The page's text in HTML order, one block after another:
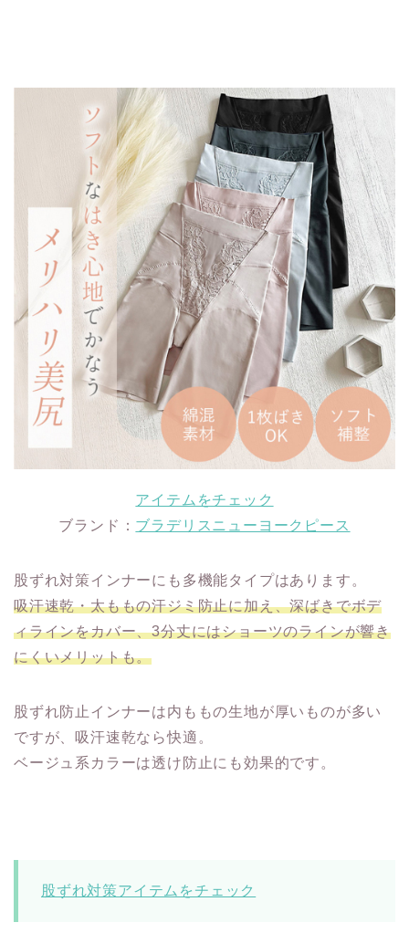
アイテムをチェック
ブランド： ブラデリスニューヨークピース
股ずれ対策インナーにも多機能タイプはあります。
吸汗速乾・太ももの汗ジミ防止に加え、深ばきでボデ
ィラインをカバー、3分丈にはショーツのラインが響き
にくいメリットも。
股ずれ防止インナーは内ももの生地が厚いものが多い
ですが、吸汗速乾なら快適。
ベージュ系カラーは透け防止にも効果的です。
股ずれ対策アイテムをチェック